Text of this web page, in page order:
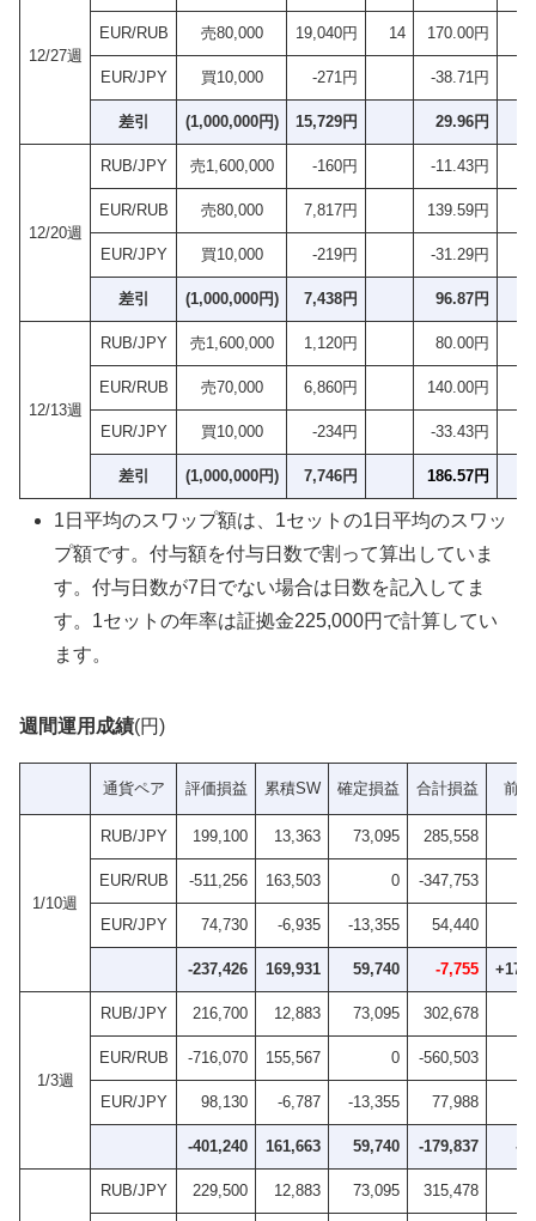
12/27週
EUR/RUB 売80,000 19,040円 14 170.00円
EUR/JPY 買10,000 -271円 -38.71円
差引 (1,000,000円) 15,729円 29.96円
12/20週
RUB/JPY 売1,600,000 -160円 -11.43円
EUR/RUB 売80,000 7,817円 139.59円
EUR/JPY 買10,000 -219円 -31.29円
差引 (1,000,000円) 7,438円 96.87円
12/13週
RUB/JPY 売1,600,000 1,120円 80.00円
EUR/RUB 売70,000 6,860円 140.00円
EUR/JPY 買10,000 -234円 -33.43円
差引 (1,000,000円) 7,746円 186.57円
1日平均のスワップ額は、1セットの1日平均のスワッ
プ額です。付与額を付与日数で割って算出していま
す。付与日数が7日でない場合は日数を記入してま
す。1セットの年率は証拠金225,000円で計算してい
ます。
週間運用成績(円)
通貨ペア 評価損益 累積SW 確定損益 合計損益 前
1/10週
RUB/JPY 199,100 13,363 73,095 285,558
EUR/RUB -511,256 163,503 0 -347,753
EUR/JPY 74,730 -6,935 -13,355 54,440
-237,426 169,931 59,740 -7,755
1/3週
RUB/JPY 216,700 12,883 73,095 302,678
EUR/RUB -716,070 155,567 0 -560,503
EUR/JPY 98,130 -6,787 -13,355 77,988
-401,240 161,663 59,740 -179,837 -
RUB/JPY 229,500 12,883 73,095 315,478